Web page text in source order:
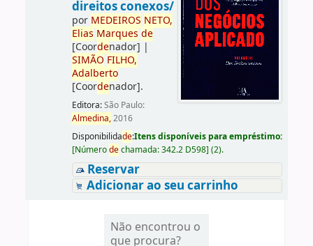
direitos conexos/
por MEDEIROS NETO,
Elias Marques de
[Coordenador] |
SIMÃO FILHO,
Adalberto
[Coordenador].
Editora:São Paulo:
Almedina,2016
Disponibilidade:Itens disponíveis para empréstimo:
[Númerodechamada:342.2 D598] (2).
Reservar
Adicionar ao seu carrinho
Não encontrou o
que procura?